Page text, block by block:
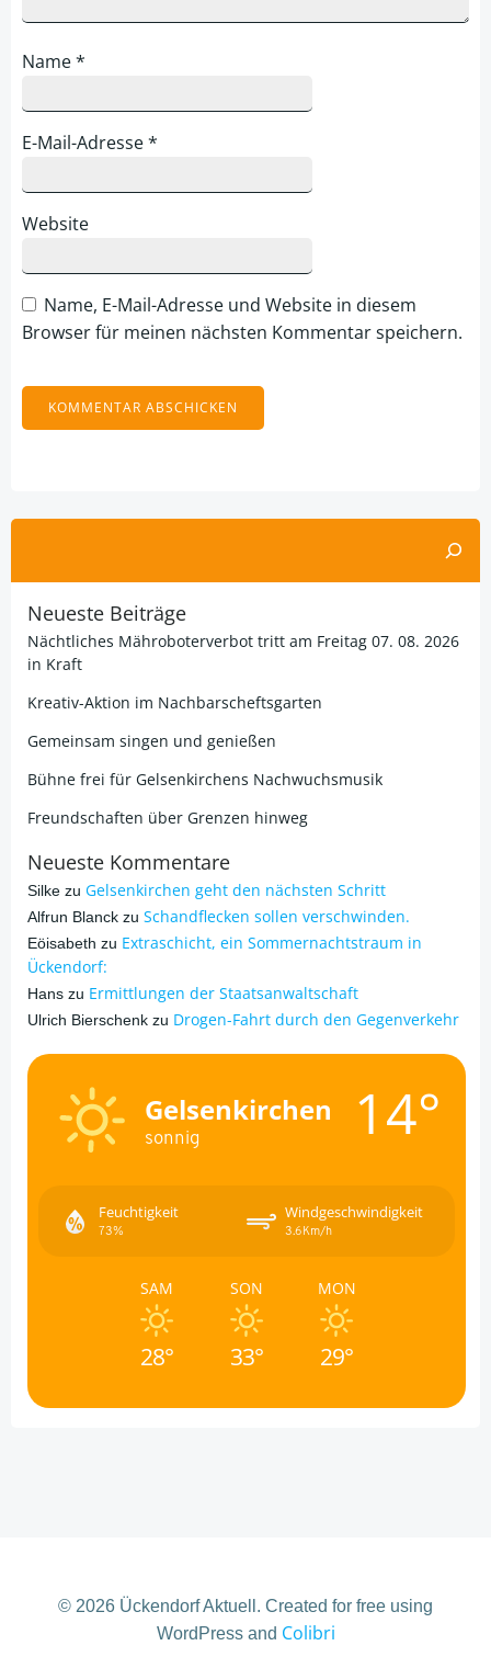
Name*
E-Mail-Adresse*
Website
Name, E-Mail-Adresse und Website in diesem
Browser für meinen nächsten Kommentar speichern.
Neueste Beiträge
Nächtliches Mähroboterverbot tritt am Freitag 07. 08. 2026
in Kraft
Kreativ-Aktion im Nachbarscheftsgarten
Gemeinsam singen und genießen
Bühne frei für Gelsenkirchens Nachwuchsmusik
Freundschaften über Grenzen hinweg
Neueste Kommentare
Silke zu Gelsenkirchen geht den nächsten Schritt
Alfrun Blanck zu Schandflecken sollen verschwinden.
Eöisabeth zu Extraschicht, ein Sommernachtstraum in
Ückendorf:
Hans zu Ermittlungen der Staatsanwaltschaft
Ulrich Bierschenk zu Drogen-Fahrt durch den Gegenverkehr
Gelsenkirchen
sonnig 14°
Feuchtigkeit
73%
Windgeschwindigkeit
3.6Km/h
SAM
28°
SON
33°
MON
29°
© 2026 Ückendorf Aktuell. Created for free using
WordPress and Colibri